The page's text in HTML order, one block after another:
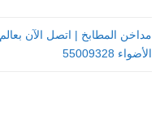
مداخن المطابخ | اتصل الآن بعالم
الأضواء 55009328